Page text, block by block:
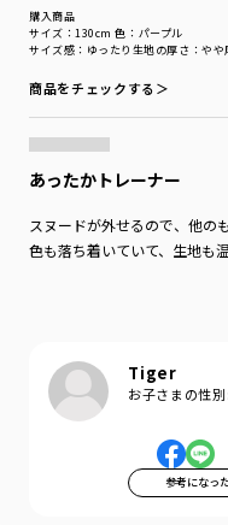
購入商品
サイズ感 ：ゆったり 生地の厚さ ：や
サイズ：130cm 色：パープル
商品をチェックする＞
あったかトレーナー
スヌードが外せるので、他の
色も落ち着いていて、生地も
Tiger
お子さまの性別:
参考になっ